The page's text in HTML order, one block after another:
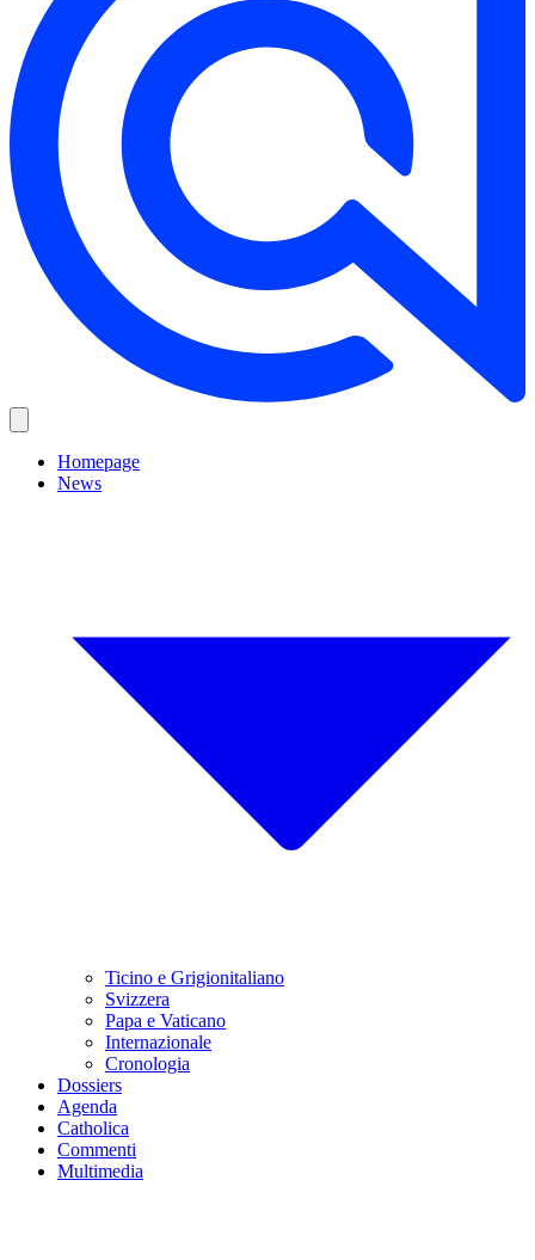
Homepage
News
Ticino e Grigionitaliano
Svizzera
Papa e Vaticano
Internazionale
Cronologia
Dossiers
Agenda
Catholica
Commenti
Multimedia